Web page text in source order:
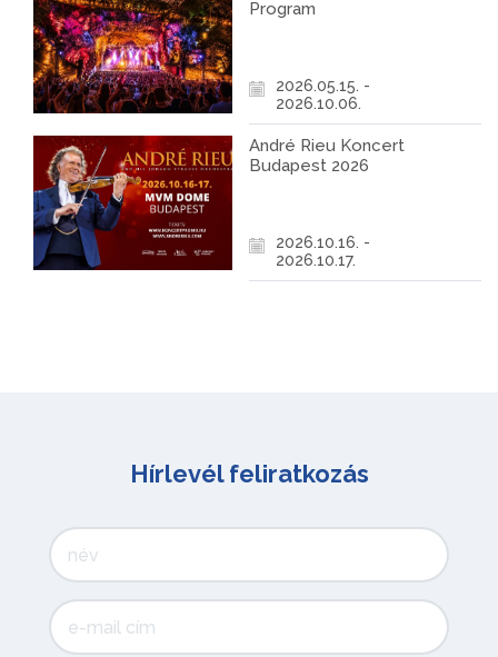
Program
2026.05.15. -
2026.10.06.
André Rieu Koncert
Budapest 2026
2026.10.16. -
2026.10.17.
Hírlevél feliratkozás